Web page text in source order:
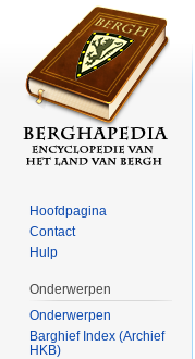
Hoofdpagina
Contact
Hulp
Onderwerpen
Onderwerpen
Barghief Index (Archief
HKB)